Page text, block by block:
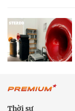
Thời sự